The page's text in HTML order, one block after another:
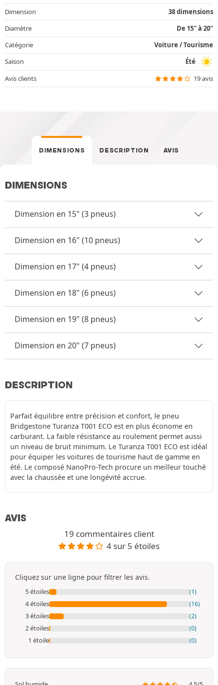
Dimension
38 dimensions
Diamètre
De 15" à 20"
Catégorie
Voiture / Tourisme
Saison
Été
Avis clients
19 avis
DIMENSIONS DESCRIPTION AVIS
DIMENSIONS
Dimension en 15" (3 pneus)
Dimension en 16" (10 pneus)
Dimension en 17" (4 pneus)
Dimension en 18" (6 pneus)
Dimension en 19" (8 pneus)
Dimension en 20" (7 pneus)
DESCRIPTION
Parfait équilibre entre précision et confort, le pneu
Bridgestone Turanza T001 ECO est en plus économe en
carburant. La faible résistance au roulement permet aussi
un niveau de bruit minimum. Le Turanza T001 ECO est idéal
pour équiper les voitures de tourisme haut de gamme en
été. Le composé NanoPro-Tech procure un meilleur touché
avec la chaussée et une longévité accrue.
AVIS
19 commentaires client
4 sur 5 étoiles
Cliquez sur une ligne pour filtrer les avis.
5 étoiles (1)
4 étoiles (16)
3 étoiles (2)
2 étoiles (0)
1 étoile (0)